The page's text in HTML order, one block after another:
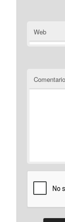
Web
Comentario